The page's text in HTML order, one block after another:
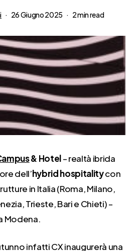
26 Giugno 2025 2 min read
& Hotel– realtà ibrida
dell’hybrid hospitalitycon
in Italia (Roma, Milano,
Trieste, Bari e Chieti) –
Modena.
infatti CX inaugurerà una